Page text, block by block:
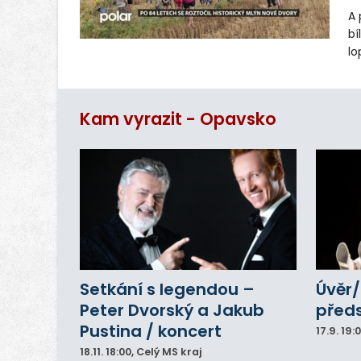
A
Kam vyrazit - Opavsko
Setkání s legendou –
Peter Dvorský a Jakub
Pustina / koncert
18.11.18:00, Celý MS kraj
17.9.